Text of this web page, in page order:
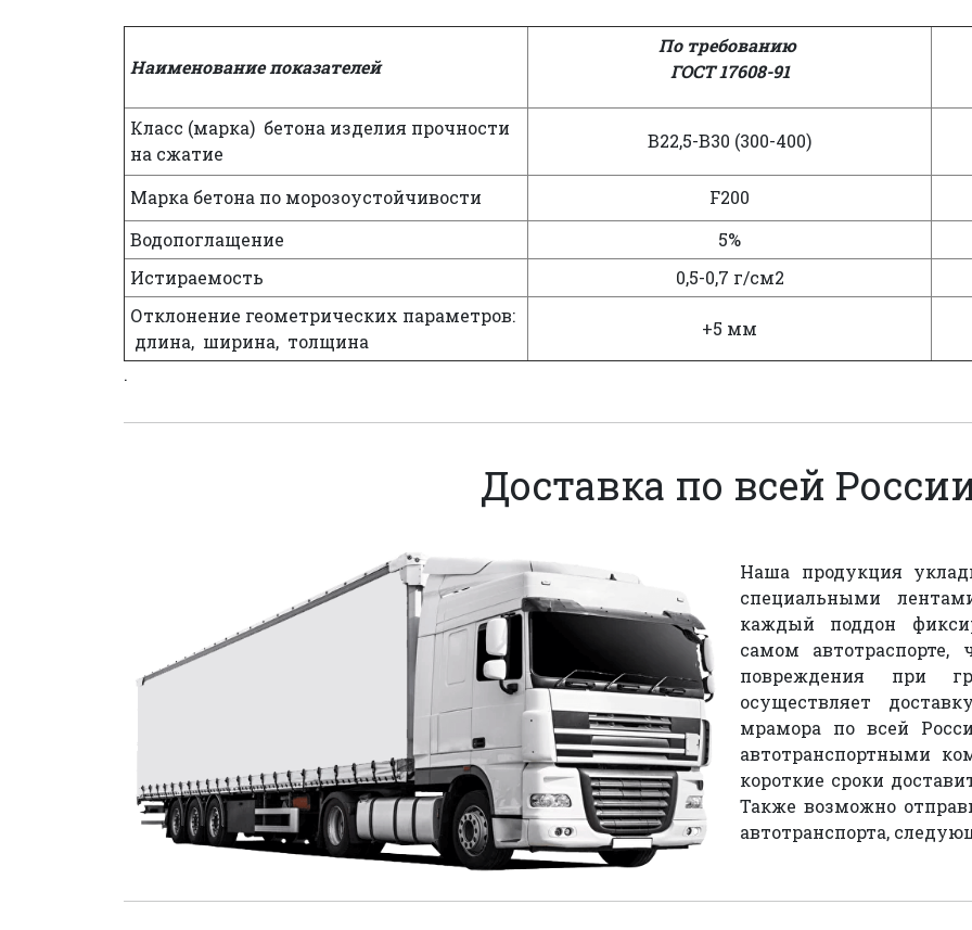
Наименование показателей
По требованию
ГОСТ 17608-91
Класс (марка) бетона изделия прочности
на сжатие
В22,5-В30 (300-400)
Марка бетона по морозоустойчивости F200
Водопоглащение
5%
Истираемость
0,5-0,7 г/см2
Отклонение геометрических параметров:
длина, ширина, толщина
+5 мм
.
Доставка по всей
Наша продукция
специальными
каждый поддон
самом
повреждения при
осуществляет
мрамора по всей
автотранспортными
короткие сроки
Также возможно
автотранспорта,